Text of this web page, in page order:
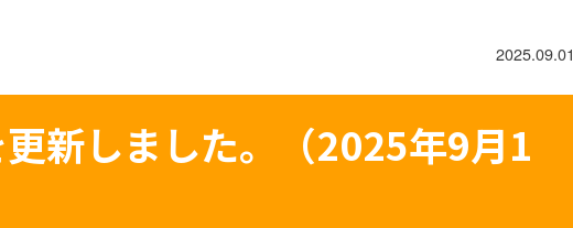
2025.09.01
新しました。（2025年9月1